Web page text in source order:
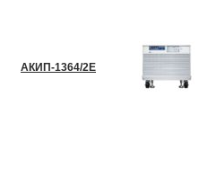
АКИП-1364/2Е